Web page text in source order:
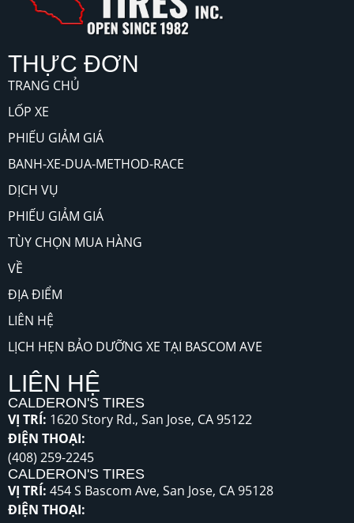
THỰC ĐƠN
TRANG CHỦ
LỐP XE
PHIẾU GIẢM GIÁ
BANH-XE-DUA-METHOD-RACE
DỊCH VỤ
PHIẾU GIẢM GIÁ
TÙY CHỌN MUA HÀNG
VỀ
ĐỊA ĐIỂM
LIÊN HỆ
LỊCH HẸN BẢO DƯỠNG XE TẠI BASCOM AVE
LIÊN HỆ
CALDERON'S TIRES
VỊ TRÍ: 1620 Story Rd., San Jose, CA 95122
ĐIỆN THOẠI:
(408) 259-2245
CALDERON'S TIRES
VỊ TRÍ: 454 S Bascom Ave, San Jose, CA 95128
ĐIỆN THOẠI: